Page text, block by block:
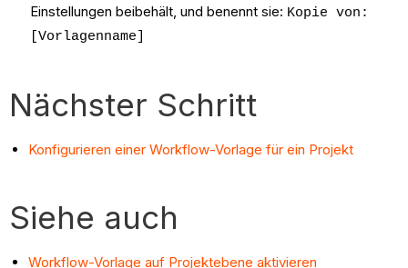
Einstellungen beibehält, und benennt sie: Kopie von:
[Vorlagenname]
Nächster Schritt
Konfigurieren einer Workflow-Vorlage für ein Projekt
Siehe auch
Workflow-Vorlage auf Projektebene aktivieren